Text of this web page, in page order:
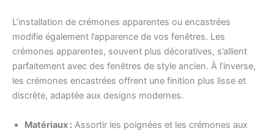
L’installation de crémones apparentes ou encastrées
modifie également l’apparence de vos fenêtres. Les
crémones apparentes, souvent plus décoratives, s’allient
parfaitement avec des fenêtres de style ancien. À l’inverse,
les crémones encastrées offrent une finition plus lisse et
discrète, adaptée aux designs modernes.
Matériaux : Assortir les poignées et les crémones aux